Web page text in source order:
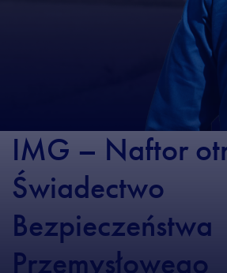
IMG – Naftor
Świadectwo
Bezpieczeństwa
Przemysłowego